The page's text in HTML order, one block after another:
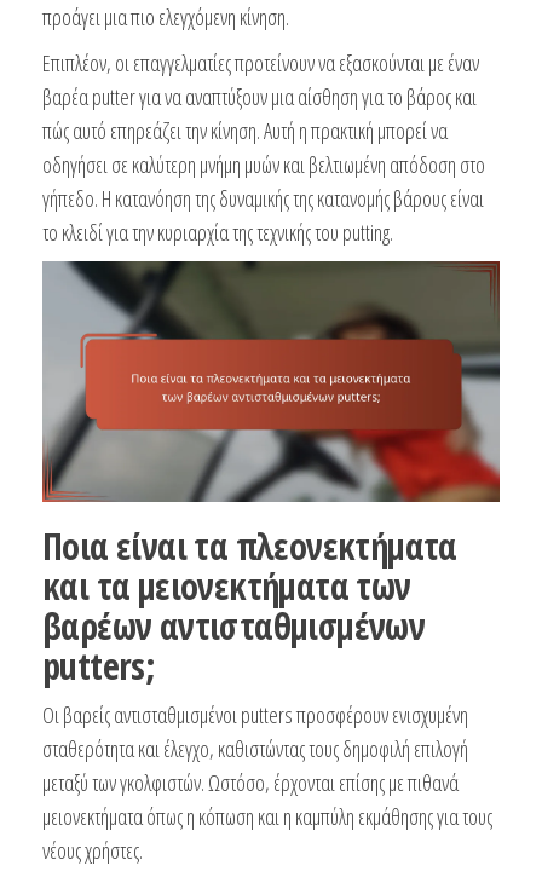
προάγει μια πιο ελεγχόμενη κίνηση.
Επιπλέον, οι επαγγελματίες προτείνουν να εξασκούνται με έναν
βαρέα putter για να αναπτύξουν μια αίσθηση για το βάρος και
πώς αυτό επηρεάζει την κίνηση. Αυτή η πρακτική μπορεί να
οδηγήσει σε καλύτερη μνήμη μυών και βελτιωμένη απόδοση στο
γήπεδο. Η κατανόηση της δυναμικής της κατανομής βάρους είναι
το κλειδί για την κυριαρχία της τεχνικής του putting.
Ποια είναι τα πλεονεκτήματα
και τα μειονεκτήματα των
βαρέων αντισταθμισμένων
putters;
Οι βαρείς αντισταθμισμένοι putters προσφέρουν ενισχυμένη
σταθερότητα και έλεγχο, καθιστώντας τους δημοφιλή επιλογή
μεταξύ των γκολφιστών. Ωστόσο, έρχονται επίσης με πιθανά
μειονεκτήματα όπως η κόπωση και η καμπύλη εκμάθησης για τους
νέους χρήστες.